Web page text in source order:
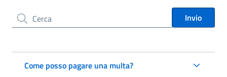
Cerca nel sito Invio
Come posso pagare una multa?